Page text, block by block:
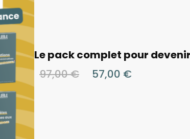
Le pack complet pour
97,00€ 57,00 €